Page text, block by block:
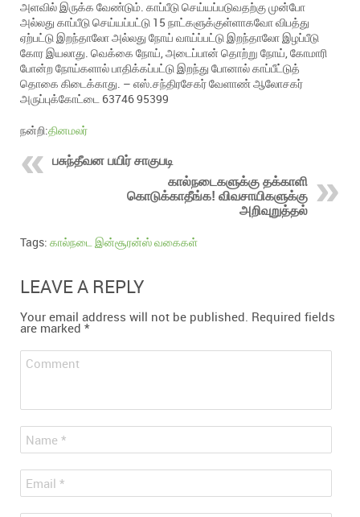
அளவில் இருக்க வேண்டும். காப்பீடு செய்யப்படுவதற்கு முன்போ
அல்லது காப்பீடு செய்யப்பட்டு 15 நாட்களுக்குள்ளாகவோ விபத்து
ஏற்பட்டு இறந்தாலோ அல்லது நோய் வாய்ப்பட்டு இறந்தாலோ இழப்பீடு
கோர இயலாது. வெக்கை நோய், அடைப்பான் தொற்று நோய், கோமாரி
போன்ற நோய்களால் பாதிக்கப்பட்டு இறந்து போனால் காப்பீட்டுத்
தொகை கிடைக்காது. – எஸ்.சந்திரசேகர் வேளாண் ஆலோசகர்
அருப்புக்கோட்டை 63746 95399
நன்றி:தினமலர்
பசுந்தீவன பயிர் சாகுபடி
கால்நடைகளுக்கு தக்காளி
கொடுக்காதீங்க! விவசாயிகளுக்கு
அறிவுறுத்தல்
Tags: கால்நடை இன்சூரன்ஸ் வகைகள்
LEAVE A REPLY
Your email address will not be published. Required fields
are marked *
Comment
Name *
Email *